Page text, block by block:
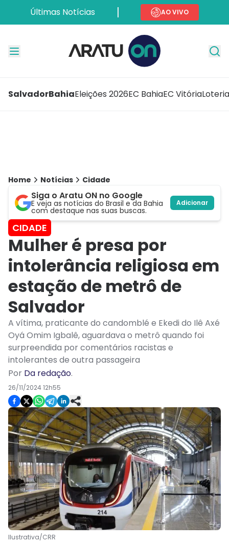
Últimas Notícias AO VIVO
SalvadorBahiaEleições 2026EC BahiaEC Vitória
Home Notícias Cidade
Siga o Aratu ON no Google
E veja as notícias do Brasil e da Bahia
com destaque nas suas buscas.
Adicionar
CIDADE
Mulher é presa por
intolerância religiosa em
estação de metrô de
Salvador
A vítima, praticante do candomblé e Ekedi do Ilê Axé
Oyá Omim Igbalê, aguardava o metrô quando foi
surpreendida por comentários racistas e
intolerantes de outra passageira
Por Da redação.
26/11/2024 12h55
Ilustrativa/CRR